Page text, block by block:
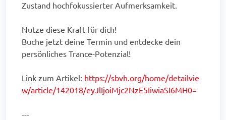
Zustand hochfokussierter Aufmerksamkeit.
Nutze diese Kraft für dich!
Buche jetzt deine Termin und entdecke dein
persönliches Trance-Potenzial!
Link zum Artikel: https://sbvh.org/home/detailvie
w/article/142018/eyJlIjoiMjc2NzE5IiwiaSI6MH0=
---